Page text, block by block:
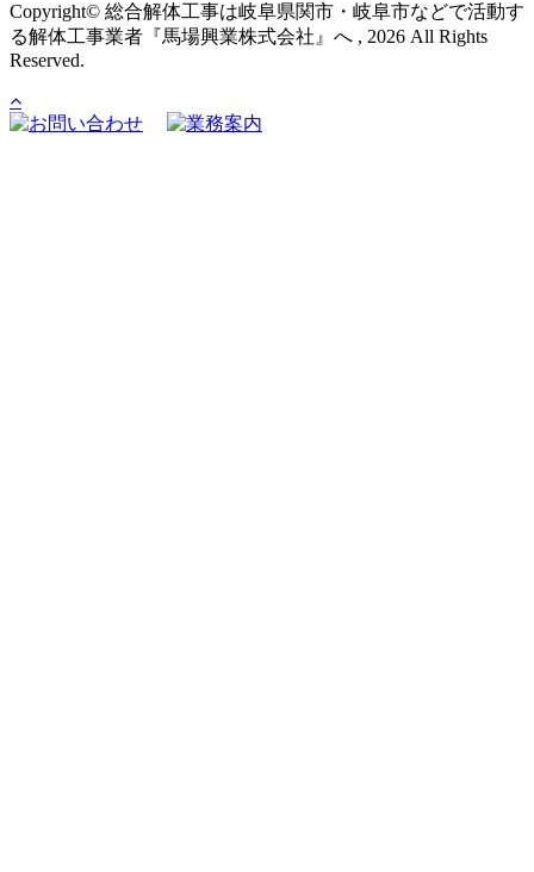
Copyright© 総合解体工事は岐阜県関市・岐阜市などで活動す
る解体工事業者『馬場興業株式会社』へ , 2026 All Rights
Reserved.